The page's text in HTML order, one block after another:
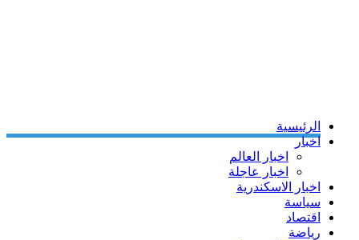
الرئيسية
اخبار
اخبار العالم
اخبار عاجلة
اخبار الاسكندرية
سياسة
اقتصاد
رياضة